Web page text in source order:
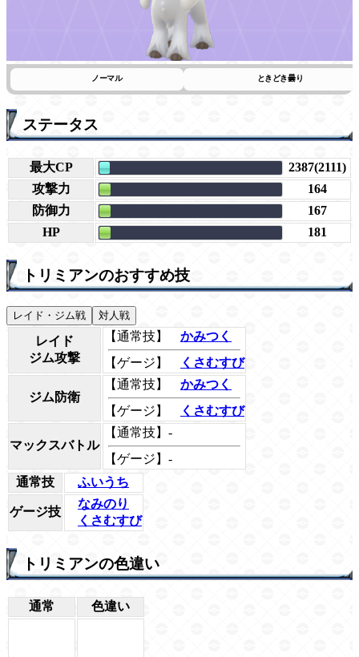
ノーマル ときどき曇り
ステータス
最大CP
2387(2111)
攻撃力
164
防御力
167
HP
181
トリミアンのおすすめ技
レイド・ジム戦 対人戦
レイド
ジム攻撃
【通常技】
かみつく
【ゲージ】
くさむすび
ジム防衛
【通常技】
かみつく
【ゲージ】
くさむすび
マックスバトル
【通常技】-
【ゲージ】-
通常技
ふいうち
ゲージ技
なみのり
くさむすび
トリミアンの色違い
通常 色違い